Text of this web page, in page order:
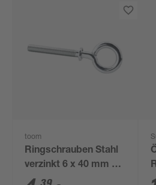
toom
Ringschrauben Stahl
verzinkt 6 x 40 mm 2
Stück